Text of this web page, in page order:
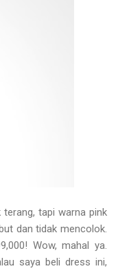
tapi warna pink
dan tidak mencolok.
Wow, mahal ya.
saya beli dress ini,